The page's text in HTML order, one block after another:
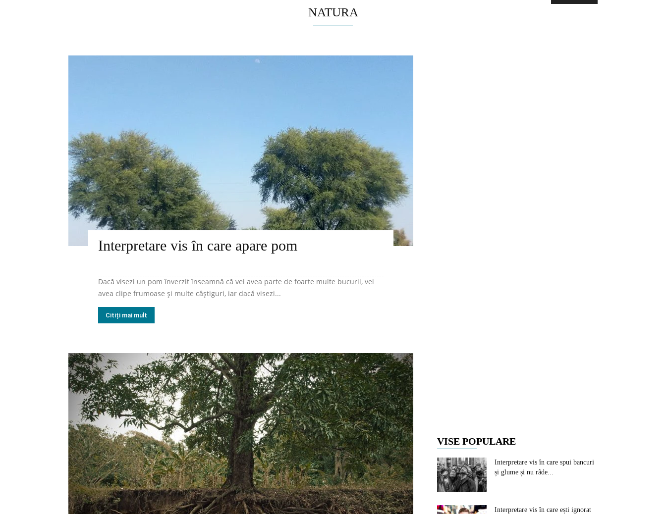
NATURA
Interpretare vis în care apare pom
Dacă visezi un pom înverzit înseamnă că vei avea parte de foarte multe bucurii, vei
avea clipe frumoase și multe câștiguri, iar dacă visezi...
Citiți mai mult
VISE POPULARE
Interpretare vis în care spui bancuri
și glume și nu râde...
Interpretare vis în care ești ignorat